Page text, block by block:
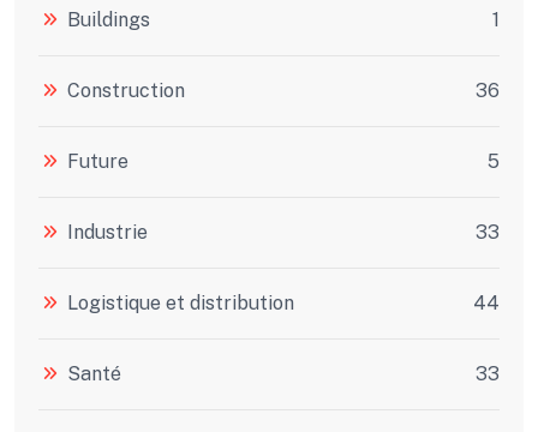
Buildings 1
Construction 36
Future 5
Industrie 33
Logistique et distribution 44
Santé 33